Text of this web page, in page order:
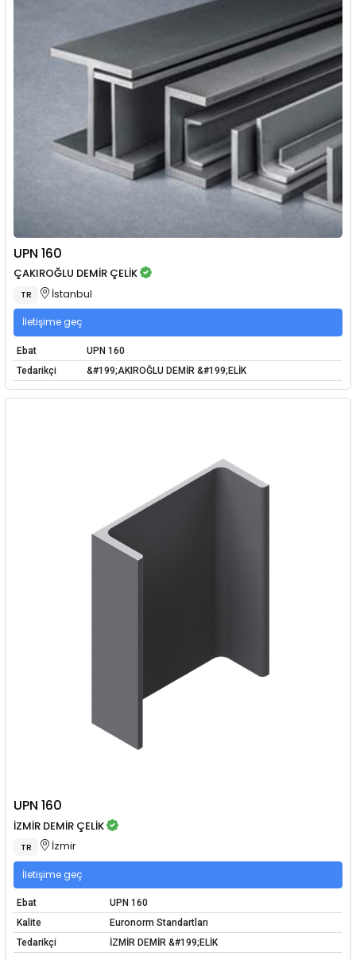
UPN 160
ÇAKIROĞLU DEMİR ÇELİK
TR İstanbul
İletişime geç
Ebat
UPN 160
Tedarikçi
&#199;AKIROĞLU DEMİR &#199;ELİK
UPN 160
İZMİR DEMİR ÇELİK
TR İzmir
İletişime geç
Ebat
UPN 160
Kalite
Euronorm Standartları
Tedarikçi
İZMİR DEMİR &#199;ELİK